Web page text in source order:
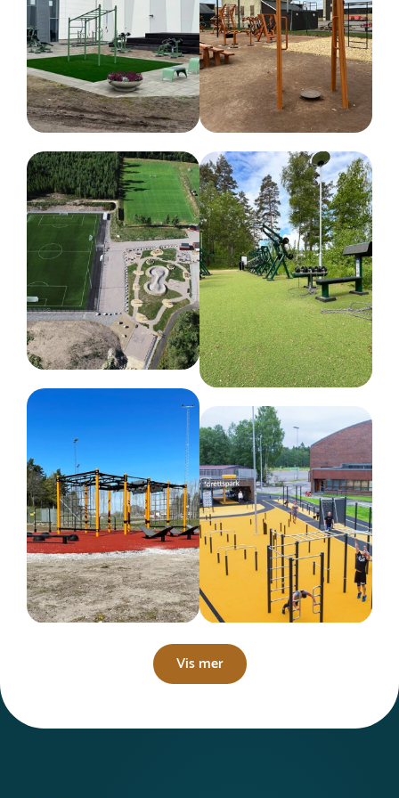
Modell
Utendørs
Maks løftevekt
87.5
Nettovekt
368 kg
Vis mer